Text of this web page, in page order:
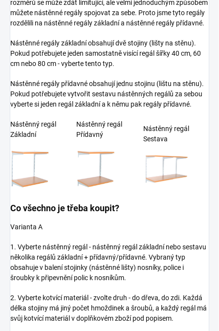
rozměrů se může zdát limitující, ale velmi jednoduchým způsobem
můžete nástěnné regály spojovat za sebe. Proto jsme tyto regály
rozdělili na nástěnné regály základní a nástěnné regály přídavné.
Nástěnné regály základní obsahují dvě stojiny (lišty na stěnu).
Pokud potřebujete jeden samostatně visící regál šířky 40 cm, 60
cm nebo 80 cm - vyberte tento typ.
Nástěnné regály přídavné obsahují jednu stojinu (lištu na stěnu).
Pokud potřebujete vytvořit sestavu nástěnných regálů za sebou
vyberte si jeden regál základní a k němu pak regály přídavné.
Nástěnný regál
Základní
Nástěnný regál
Přídavný
Nástěnný regál
Sestava
Co všechno je třeba koupit?
Varianta A
1. Vyberte nástěnný regál - nástěnný regál základní nebo sestavu
několika regálů základní + přídavný/přídavné. Vybraný typ
obsahuje v balení stojinky (nástěnné lišty) nosníky, police i
šroubky k připevnění polic k nosníkům.
2. Vyberte kotvící materiál - zvolte druh - do dřeva, do zdi. Každá
délka stojiny má jiný počet hmoždinek a šroubů, a každý regál má
svůj kotvící materiál v doplňkovém zboží pod popisem.